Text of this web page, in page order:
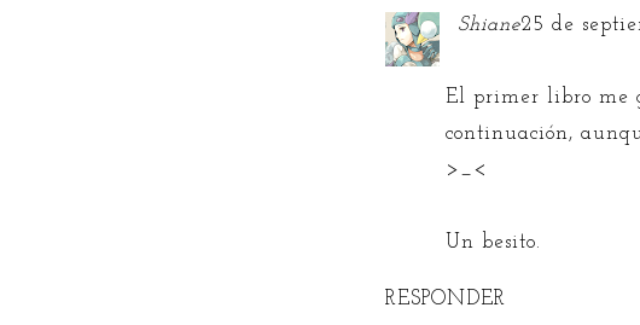
Shiane25 de
El primer libro me
continuación,
>_<
Un besito.
RESPONDER